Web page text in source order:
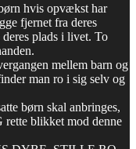
hvis opvækst har
fjernet fra deres
plads i livet. To
mellem barn og
man ro i sig selv og
børn skal anbringes,
blikket mod denne